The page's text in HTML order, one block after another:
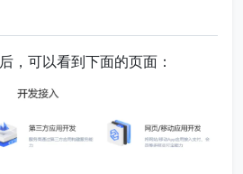
后，可以看到下面的页面：